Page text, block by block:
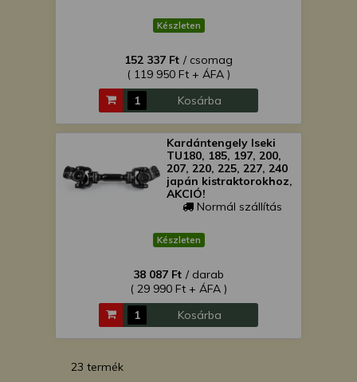
Készleten
152 337 Ft / csomag
( 119 950 Ft + ÁFA )
Kosárba
Kardántengely Iseki
TU180, 185, 197, 200,
207, 220, 225, 227, 240
japán kistraktorokhoz,
AKCIÓ!
Normál szállítás
Készleten
38 087 Ft / darab
( 29 990 Ft + ÁFA )
Kosárba
23 termék